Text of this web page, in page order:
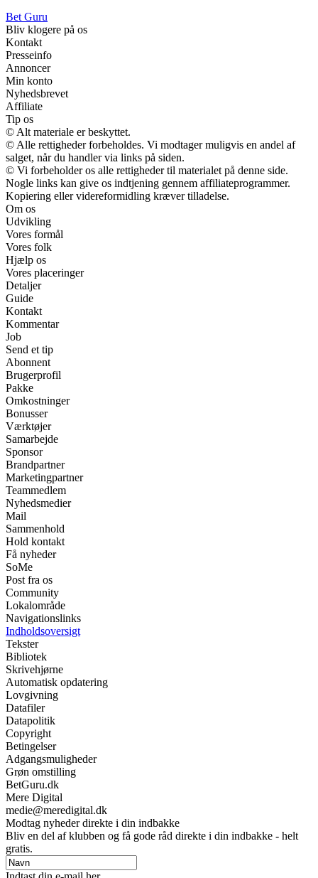
Bet Guru
Bliv klogere på os
Kontakt
Presseinfo
Annoncer
Min konto
Nyhedsbrevet
Affiliate
Tip os
© Alt materiale er beskyttet.
© Alle rettigheder forbeholdes. Vi modtager muligvis en andel af
salget, når du handler via links på siden.
© Vi forbeholder os alle rettigheder til materialet på denne side.
Nogle links kan give os indtjening gennem affiliateprogrammer.
Kopiering eller videreformidling kræver tilladelse.
Om os
Udvikling
Vores formål
Vores folk
Hjælp os
Vores placeringer
Detaljer
Guide
Kontakt
Kommentar
Job
Send et tip
Abonnent
Brugerprofil
Pakke
Omkostninger
Bonusser
Værktøjer
Samarbejde
Sponsor
Brandpartner
Marketingpartner
Teammedlem
Nyhedsmedier
Mail
Sammenhold
Hold kontakt
Få nyheder
SoMe
Post fra os
Community
Lokalområde
Navigationslinks
Indholdsoversigt
Tekster
Bibliotek
Skrivehjørne
Automatisk opdatering
Lovgivning
Datafiler
Datapolitik
Copyright
Betingelser
Adgangsmuligheder
Grøn omstilling
BetGuru.dk
Mere Digital
medie@meredigital.dk
Modtag nyheder direkte i din indbakke
Bliv en del af klubben og få gode råd direkte i din indbakke - helt
gratis.